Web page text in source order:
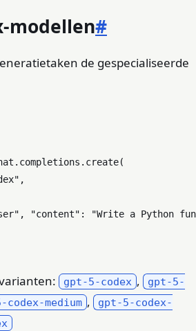
modellen#
de gespecialiseerde
,
, "content" :
"Write a Python
gpt-5-codex , gpt-5-
codex-medium , gpt-5-codex-